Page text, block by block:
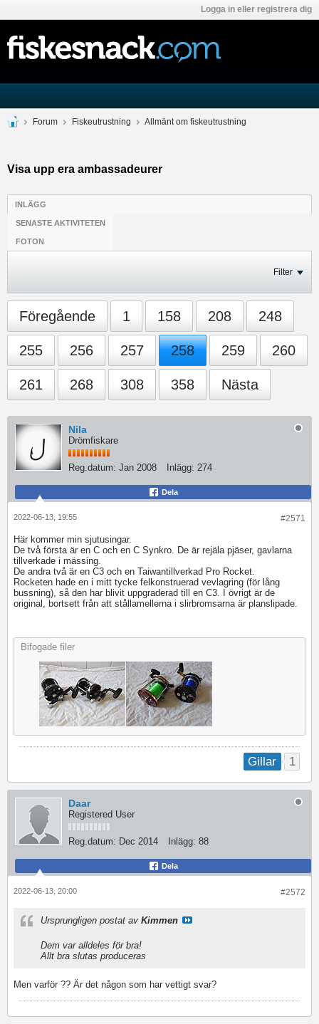
Logga in eller registrera dig
Forum Fiskeutrustning Allmänt om fiskeutrustning
Visa upp era ambassadeurer
INLÄGG
SENASTE AKTIVITETEN
FOTON
Filter
Föregående 1 158 208 248
255 256 257 258 259 260
261 268 308 358 Nästa
Nila
Drömfiskare
Reg.datum: Jan 2008 Inlägg: 274
Dela
#2571
2022-06-13, 19:55
Här kommer min sjutusingar.
De två första är en C och en C Synkro. De är rejäla pjäser, gavlarna
tillverkade i mässing.
​​​​De andra två är en C3 och en Taiwantillverkad Pro Rocket.
Rocketen hade en i mitt tycke felkonstruerad vevlagring (för lång
bussning), så den har blivit uppgraderad till en C3. I övrigt är de
original, bortsett från att stållamellerna i slirbromsarna är planslipade.
Bifogade filer
Gillar 1
Daar
Registered User
Reg.datum: Dec 2014 Inlägg: 88
Dela
#2572
2022-06-13, 20:00
Ursprungligen postat av Kimmen
Dem var alldeles för bra!
Allt bra slutas produceras
Men varför ?? Är det någon som har vettigt svar?